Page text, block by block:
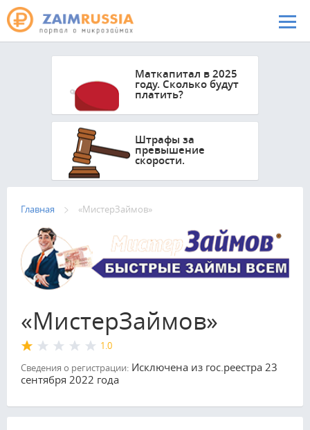
Перейти к основному содержанию
Маткапитал в 2025
году. Сколько будут
платить?
Штрафы за
превышение
скорости.
Главная «МистерЗаймов»
«МистерЗаймов»
1.0
Сведения о регистрации: Исключена из гос.реестра 23
сентября 2022 года